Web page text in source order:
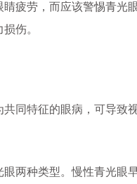
劳，而应该警惕青光
伤。
特征的眼病，可导致
种类型。慢性青光眼